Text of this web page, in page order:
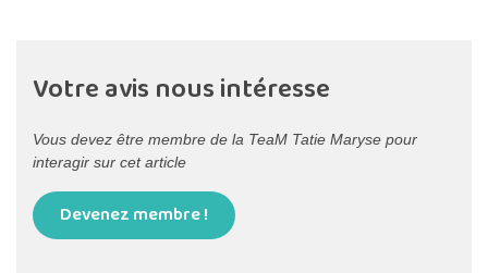
Votre avis nous intéresse
Vous devez être membre de la TeaM Tatie Maryse pour
interagir sur cet article
Devenez membre !